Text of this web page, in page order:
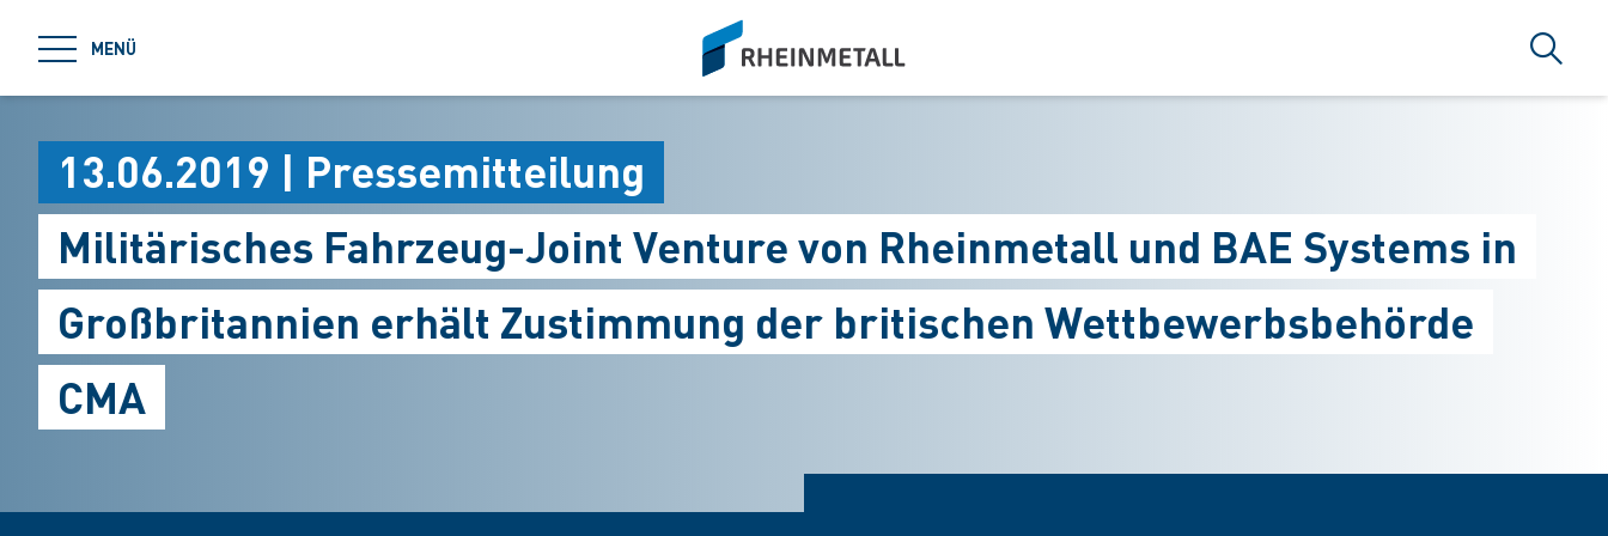
MENÜ
siteLogo
Suche
13.06.2019 | Pressemitteilung
Militärisches Fahrzeug-Joint Venture von Rheinmetall und BAE Systems in
Großbritannien erhält Zustimmung der britischen Wettbewerbsbehörde
CMA